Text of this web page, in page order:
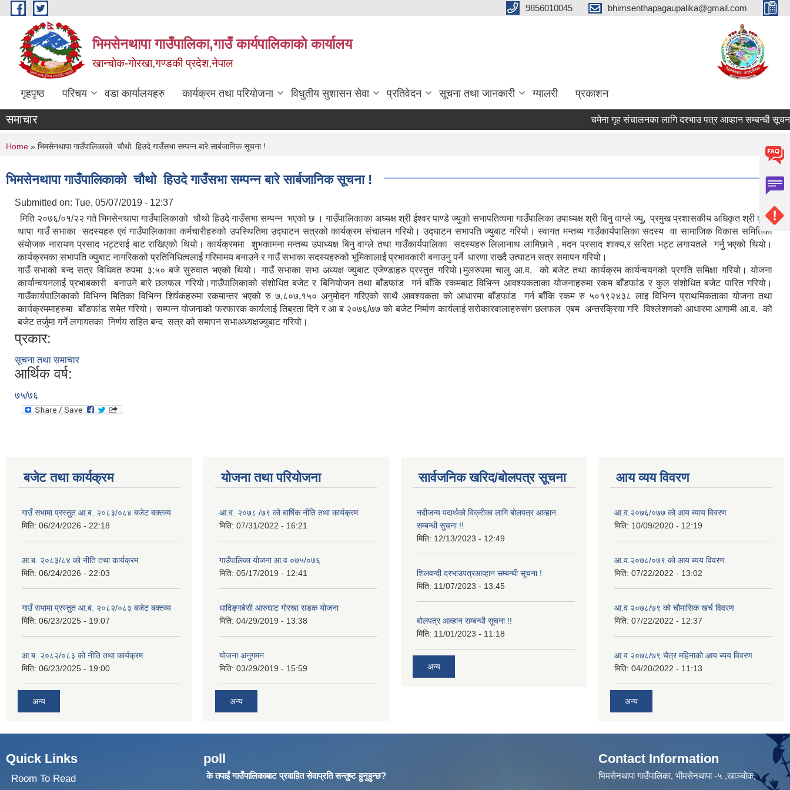
Skip to main content 9856010045 bhimsenthapagaupalika@gmail.com
भिमसेनथापा गाउँपालिका,गाउँ कार्यपालिकाकाे कार्यालय
खान्चोक-गाेरखा,गण्डकी प्रदेश,नेपाल
गृहपृष्ठ परिचय वडा कार्यालयहरु कार्यक्रम तथा परियोजना विधुतीय सुशासन सेवा प्रतिवेदन सूचना तथा जानकारी ग्यालरी प्रकाशन
समाचार चमेना गृह संचालनका लागि दरभाउ पत्र आव्हान सम्बन्धी सूचना।
You are here
Home » भिमसेनथापा गाउँपालिकाको चौथो हिउदे गाउँसभा सम्पन्न बारे सार्बजानिक सूचना !
भिमसेनथापा गाउँपालिकाको चौथो हिउदे गाउँसभा सम्पन्न बारे सार्बजानिक सूचना !
Submitted on: Tue, 05/07/2019 - 12:37
मिति २०७६/०१/२२ गते भिमसेनथापा गाउँपालिकाको चौथो हिउदे गाउँसभा सम्पन्न भएको छ । गाउँपालिकाका अध्यक्ष श्री ईश्वर पाण्डे ज्युको सभापतित्वमा गाउँपालिका उपाध्यक्ष श्री बिनु वाग्ले ज्यु, प्रमुख प्रशासकीय अधिकृत श्री कृष्ण
थापा गाउँ सभाका सदस्यहरु एवं गाउँपालिकाका कर्मचारीहरुको उपस्थितिमा उद्घाटन सत्रको कार्यक्रम संचालन गरियो। उद्घाटन सभापति ज्युबाट गरियो। स्वागत मन्तब्य गाउँकार्यपालिका सदस्य वा सामाजिक विकास समितिका
संयोजक नारायण प्रसाद भट्टराई बाट राखिएको थियो। कार्यक्रममा शुभकामना मन्तब्य उपाध्यक्ष बिनु वाग्ले तथा गाउँकार्यपालिका सदस्यहरु लिलानाथ लामिछाने , मदन प्रसाद शाक्य,र सरिता भट्ट लगायतले गर्नु भएको थियो।
कार्यक्रमका सभापति ज्युबाट नागरिकको प्रतिनिधित्वलाई गरिमामय बनाउने र गाउँ सभाका सदस्यहरुको भूमिकालाई प्रभावकारी बनाउनु पर्ने धारणा राख्दै उत्घाटन सत्र समापन गरियो।
गाउँ सभाको बन्द सत्र विधिवत रुपमा ३:५० बजे सुरुवात भएको थियो। गाउँ सभाका सभा अध्यक्ष ज्युबाट एजेण्डाहरु प्रस्तुत गरियो।मुलरुपमा चालु आ.व. को बजेट तथा कार्यक्रम कार्यन्वयनको प्रगति समिक्षा गरियो। योजना
कार्यान्वयनलाई प्रभाबकारी बनाउने बारे छलफल गरियो।गाउँपालिकाको संशोधित बजेट र बिनियोजन तथा बाँडफांड गर्न बाँकि रकमबाट विभिन्न आवश्यकताका योजनाहरुमा रकम बाँडफांड र कुल संशोधित बजेट पारित गरियो।
गाउँकार्यपालिकाको विभिन्न मितिका विभिन्न शिर्षकहरुमा रकमान्तर भएको रु ७,८०७,१५० अनुमोदन गरिएको साथै आवश्यकता को आधारमा बाँडफांड गर्न बाँकि रकम रु ५०१९२४३८ लाइ विभिन्न प्राथमिकताका योजना तथा
कार्यक्रममाहरुमा बाँडफांड समेत गरियो। सम्पन्न योजनाको फरफारक कार्यलाई तिब्रता दिने र आ ब २०७६/७७ को बजेट निर्माण कार्यलाई सरोकारवालाहरुसंग छलफल एबम अन्तरक्रिया गरि विश्लेशणको आधारमा आगामी आ.व. को
बजेट तर्जुमा गर्ने लगायतका निर्णय सहित बन्द सत्र को समापन सभाअध्यक्षज्युबाट गरियो।
प्रकार:
सूचना तथा समाचार
आर्थिक वर्ष:
७५/७६
बजेट तथा कार्यक्रम
गाउँ सभामा प्रस्तुत आ.ब. २०८३/०८४ बजेट बक्तब्य
मिति: 06/24/2026 - 22:18
आ.ब. २०८३/८४ को नीति तथा कार्यक्रम
मिति: 06/24/2026 - 22:03
गाउँ सभामा प्रस्तुत आ.ब. २०८२/०८३ बजेट बक्तब्य
मिति: 06/23/2025 - 19:07
आ.ब. २०८२/०८३ को नीति तथा कार्यक्रम
मिति: 06/23/2025 - 19:00
अन्य
योजना तथा परियोजना
आ.व. २०७८ /७९ को बार्षिक नीति तथा कार्यक्रम
मिति: 07/31/2022 - 16:21
गाउँपालिका योजना आ.व ०७५/०७६
मिति: 05/17/2019 - 12:41
धादिङ्गबेसी आरुघाट गोरखा सडक योजना
मिति: 04/29/2019 - 13:38
योजना अनुगमन
मिति: 03/29/2019 - 15:59
अन्य
सार्वजनिक खरिद/बोलपत्र सूचना
नदीजन्य पदार्थको विक्रीका लागि बोलपत्र आव्हान
सम्बन्धी सुचना !!
मिति: 12/13/2023 - 12:49
शिलवन्दी दरभाउपत्रआव्हान सम्बन्धी सूचना !
मिति: 11/07/2023 - 13:45
बोलपत्र आव्हान सम्बन्धी सूचना !!
मिति: 11/01/2023 - 11:18
अन्य
आय व्यय विवरण
आ.व.२०७६/०७७ को आय ब्याय विवरण
मिति: 10/09/2020 - 12:19
आ.व.२०७८/०७९ को आय ब्यय विवरण
मिति: 07/22/2022 - 13:02
आ.व २०७८/७९ को चौमासिक खर्च विवरण
मिति: 07/22/2022 - 12:37
आ.व २०७८/७९ चैत्र महिनाको आय ब्यय विवरण
मिति: 04/20/2022 - 11:13
अन्य
Quick Links
Room To Read
poll
के तपाईं गाउँपालिकाबाट प्रवाहित सेवाप्रति सन्तुष्ट हुनुहुन्छ?
Contact Information
भिमसेनथापा गाउँपालिका, भीमसेनथापा -५ ,खाञ्चोक,